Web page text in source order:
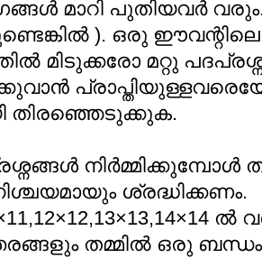
മാറി പുതിയവര്‍
). ഒരു
മിടുക്കരോ മറ്റു
തിരഞ്ഞെടുക്കുക.
നിര്‍മ്മിക്കുമ്പോള്‍
ശ്രദ്ധിക്കണം.
ല്‍
തമ്മില്‍ ഒരു